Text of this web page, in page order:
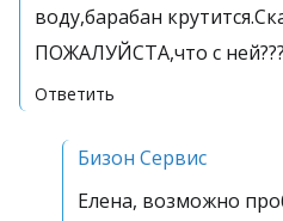
воду,барабан
ПОЖАЛУЙСТА,что с ней???
Ответить
Бизон Сервис
Елена, возможно